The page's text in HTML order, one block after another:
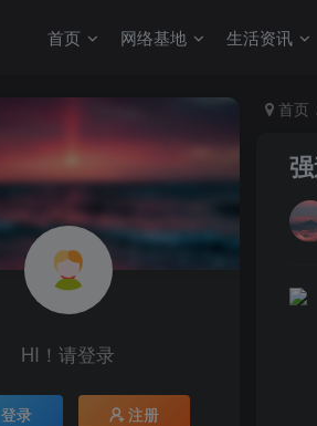
首页 网络基地 生活资讯
首页
HI！请登录
登录 注册